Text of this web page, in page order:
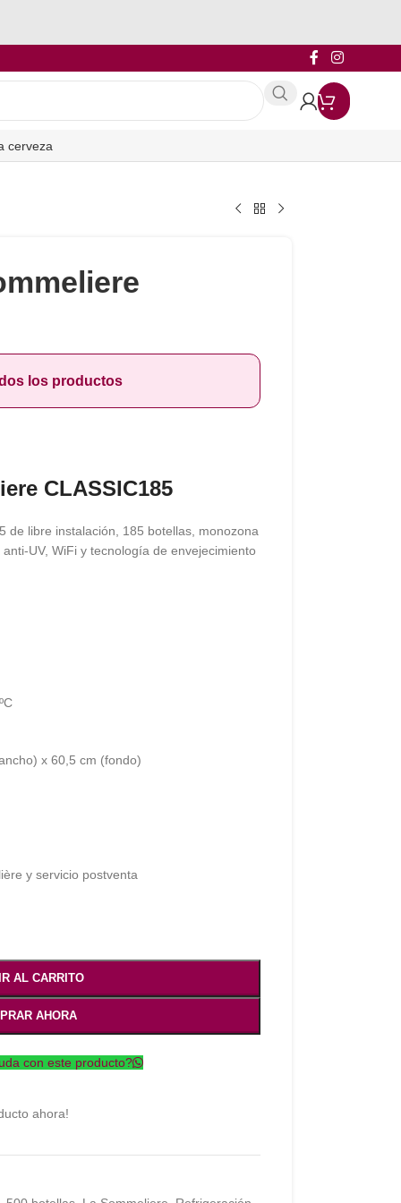
cerveza
los productos
CLASSIC185
de libre instalación, 185 botellas, monozona
UV, WiFi y tecnología de envejecimiento
x 60,5 cm (fondo)
y servicio postventa
AL CARRITO
AHORA
con este producto?
ahora!